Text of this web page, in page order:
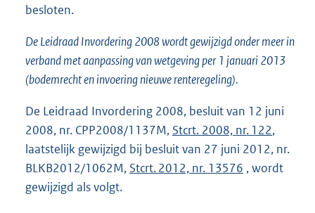
8
K
b
besloten.
De Leidraad Invordering 2008 wordt gewijzigd onder meer in
verband met aanpassing van wetgeving per 1 januari 2013
(bodemrecht en invoering nieuwe renteregeling).
De Leidraad Invordering 2008, besluit van 12 juni
2008, nr. CPP2008/1137M, Stcrt. 2008, nr. 122,
laatstelijk gewijzigd bij besluit van 27 juni 2012, nr.
BLKB2012/1062M, Stcrt. 2012, nr. 13576 , wordt
gewijzigd als volgt.